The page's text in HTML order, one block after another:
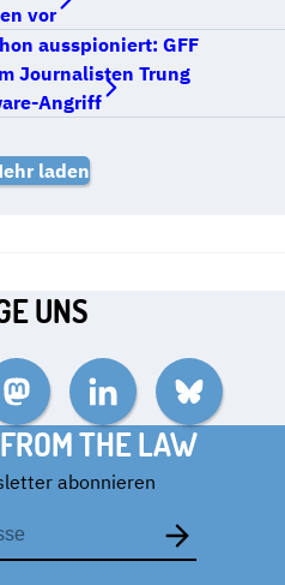
vor
ausspioniert: GFF
Journalisten Trung
Angriff
laden
UNS
MastodonLinkedIn Bluesky
THE LAW
abonnieren